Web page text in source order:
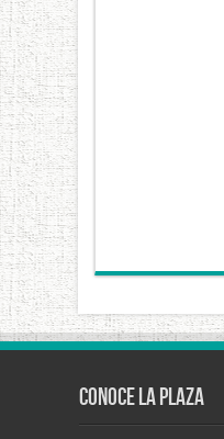
Conoce La Plaza